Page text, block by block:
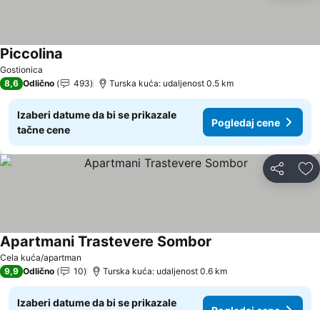
Gostionica
Piccolina
8,6 Odlično 493 Turska kuća: udaljenost 0.5 km
Izaberi datume da bi se prikazale
tačne cene
Pogledaj cene
Deli
Cela kuća/apartman
Apartmani Trastevere Sombor
9,9 Odlično 10 Turska kuća: udaljenost 0.6 km
Izaberi datume da bi se prikazale